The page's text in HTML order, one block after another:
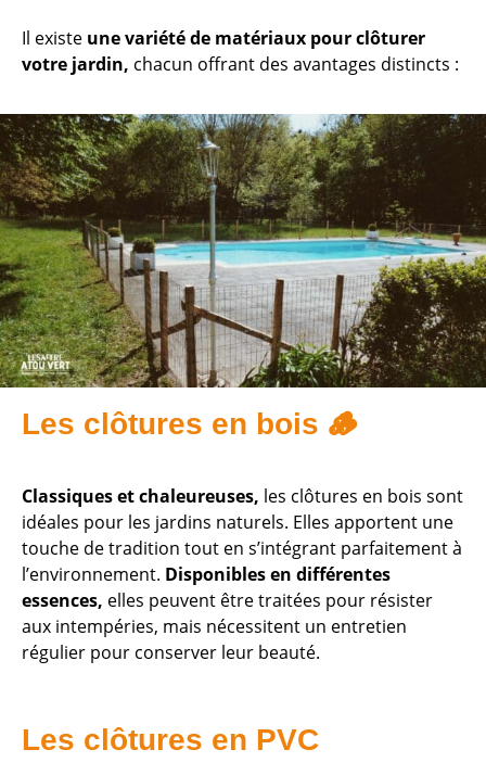
Il existe une variété de matériaux pour clôturer
votre jardin, chacun offrant des avantages distincts :
Les clôtures en bois 🪵
Classiques et chaleureuses, les clôtures en bois sont
idéales pour les jardins naturels. Elles apportent une
touche de tradition tout en s’intégrant parfaitement à
l’environnement. Disponibles en différentes
essences, elles peuvent être traitées pour résister
aux intempéries, mais nécessitent un entretien
régulier pour conserver leur beauté.
Les clôtures en PVC